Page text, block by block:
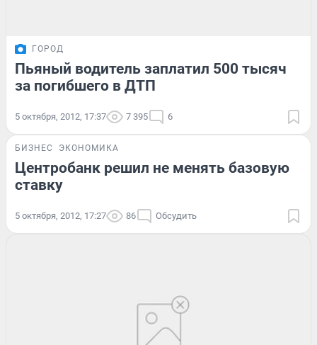
ГОРОД
Пьяный водитель заплатил 500 тысяч
за погибшего в ДТП
5 октября, 2012, 17:37 7 395 6
БИЗНЕС ЭКОНОМИКА
Центробанк решил не менять базовую
ставку
5 октября, 2012, 17:27 86 Обсудить